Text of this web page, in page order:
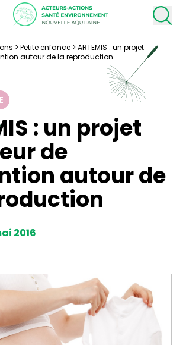
> Petite enfance > ARTEMIS : un projet
autour de la reproduction
: un projet
de
autour de
2016